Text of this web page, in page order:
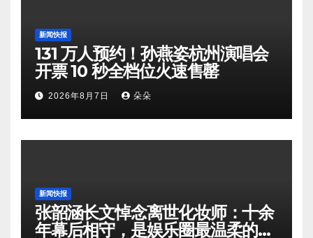
新闻快报
131 万人预约！孙燕姿杭州演唱会
开票 10 秒全档位火速售罄
2026年8月7日 朵朵
新闻快报
张韶涵长文悼念离世化妆师：十余
年幕后相守，是娱乐圈最温柔的双